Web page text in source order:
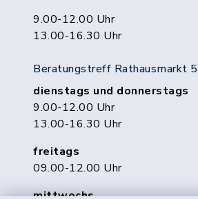
9.00-12.00 Uhr
13.00-16.30 Uhr
Beratungstreff Rathausmarkt 5
dienstags und donnerstags
9.00-12.00 Uhr
13.00-16.30 Uhr
freitags
09.00-12.00 Uhr
mittwochs